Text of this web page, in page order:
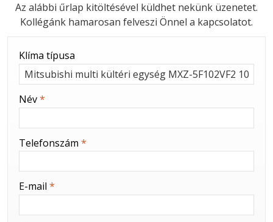
Az alábbi űrlap kitöltésével küldhet nekünk üzenetet.
Kollégánk hamarosan felveszi Önnel a kapcsolatot.
-
-
-
-
Klíma típusa
Név*
Telefonszám *
E-mail *